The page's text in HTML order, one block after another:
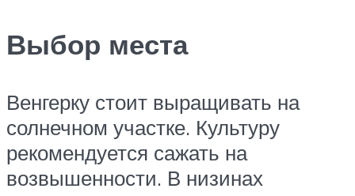
Выбор места
Венгерку стоит выращивать на
солнечном участке. Культуру
рекомендуется сажать на
возвышенности. В низинах